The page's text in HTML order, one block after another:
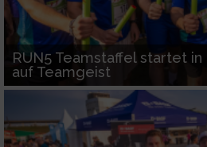
RUN5 Teamstaffel startet
auf Teamgeist